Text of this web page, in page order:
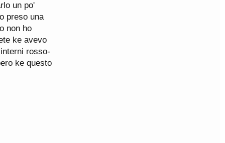
un po'
preso una
non ho
ke avevo
rosso-
ke questo